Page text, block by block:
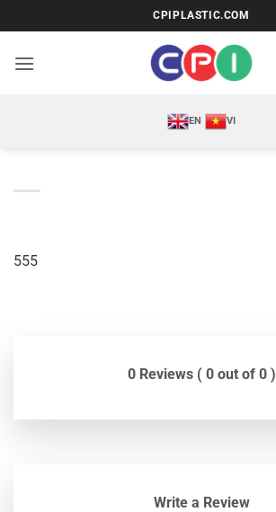
qua
nội
CPIPLASTIC.COM
EN VI
555
0 Reviews ( 0 out of 0 )
Write a Review